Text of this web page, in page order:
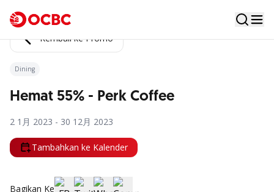
Kembali ke Promo
Dining
Hemat 55% - Perk Coffee
2 1月 2023 - 30 12月 2023
Tambahkan ke Kalender
Bagikan Ke